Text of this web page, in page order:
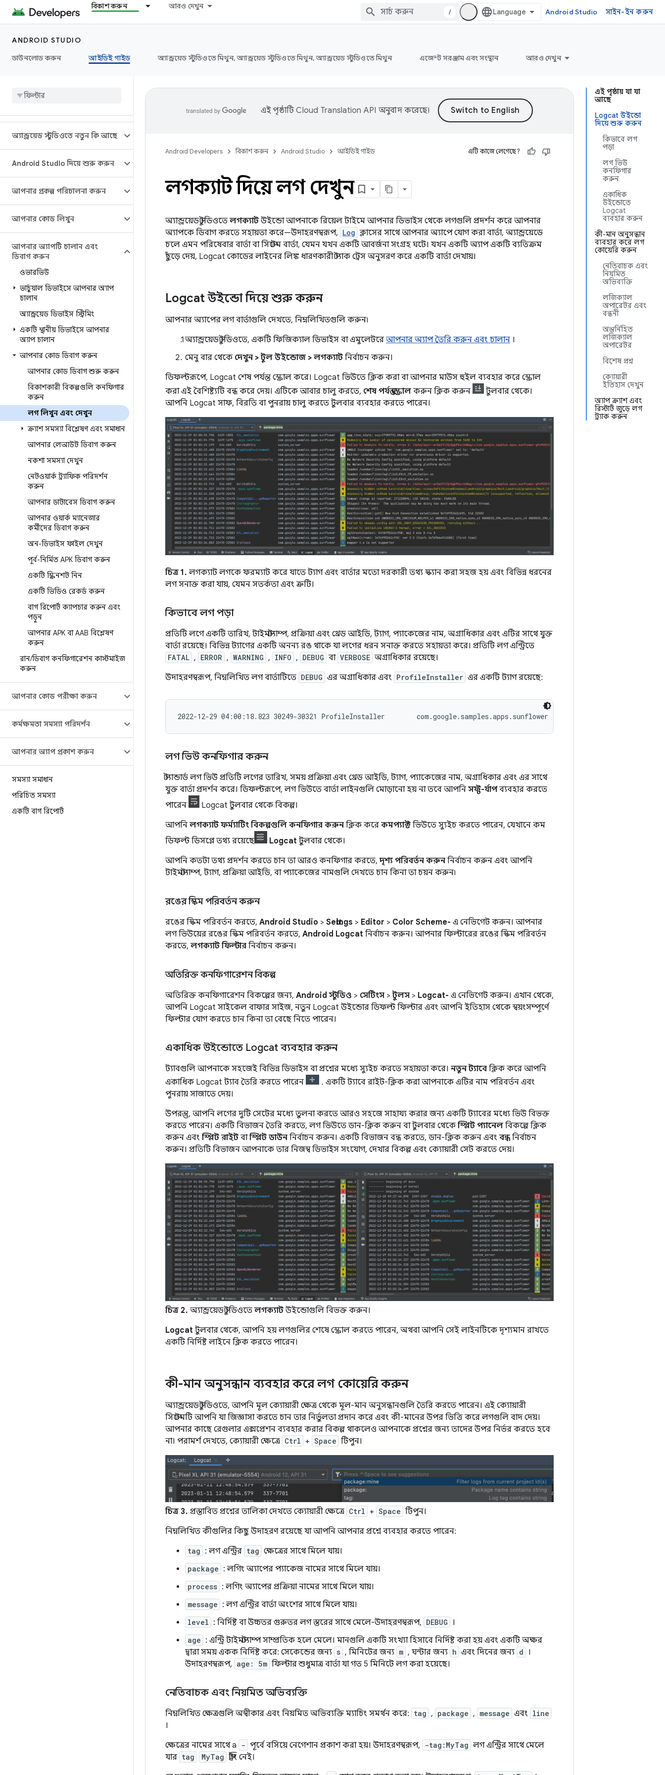
বিকাশ করুন আরও দেখুন
/ Android Studio সাইন-ইন করুন
ANDROID STUDIO
ডাউনলোড করুন
আইডিই গাইড অ্যান্ড্রয়েড স্টুডিওতে মিথুন, অ্যান্ড্রয়েড স্টুডিওতে মিথুন, অ্যান্ড্রয়েড স্টুডিওতে মিথুন এজেন্ট সরঞ্জাম এবং সংস্থান আরও দেখুন
অ্যান্ড্রয়েড স্টুডিওতে নতুন কি আছে
Android Studio দিয়ে শুরু করুন
আপনার প্রকল্প পরিচালনা করুন
আপনার কোড লিখুন
আপনার অ্যাপটি চালান এবং
ডিবাগ করুন
ওভারভিউ
ভার্চুয়াল ডিভাইসে আপনার অ্যাপ
চালান
অ্যান্ড্রয়েড ডিভাইস স্ট্রিমিং
একটি স্থানীয় ডিভাইসে আপনার
অ্যাপ চালান
আপনার কোড ডিবাগ করুন
আপনার কোড ডিবাগ শুরু করুন
বিকাশকারী বিকল্পগুলি কনফিগার
করুন
লগ লিখুন এবং দেখুন
ক্র্যাশ সমস্যা বিশ্লেষণ এবং সমাধান
আপনার লেআউট ডিবাগ করুন
নকশা সমস্যা দেখুন
নেটওয়ার্ক ট্র্যাফিক পরিদর্শন
করুন
আপনার ডাটাবেস ডিবাগ করুন
আপনার ওয়ার্ক ম্যানেজার
কর্মীদের ডিবাগ করুন
অন-ডিভাইস ফাইল দেখুন
পূর্ব-নির্মিত APK ডিবাগ করুন
একটি স্ক্রিনশট নিন
একটি ভিডিও রেকর্ড করুন
বাগ রিপোর্ট ক্যাপচার করুন এবং
পড়ুন
আপনার APK বা AAB বিশ্লেষণ
করুন
রান/ডিবাগ কনফিগারেশন কাস্টমাইজ
করুন
আপনার কোড পরীক্ষা করুন
কর্মক্ষমতা সমস্যা পরিদর্শন
আপনার অ্যাপ প্রকাশ করুন
সমস্যা সমাধান
পরিচিত সমস্যা
একটি বাগ রিপোর্ট
এই পৃষ্ঠায় যা যা
আছে
Logcat উইন্ডো
দিয়ে শুরু করুন
কিভাবে লগ
পড়া
লগ ভিউ
কনফিগার
করুন
একাধিক
উইন্ডোতে
Logcat
ব্যবহার করুন
কী-মান অনুসন্ধান
ব্যবহার করে লগ
কোয়েরি করুন
নেতিবাচক এবং
নিয়মিত
অভিব্যক্তি
লজিক্যাল
অপারেটর এবং
বন্ধনী
অন্তর্নিহিত
লজিক্যাল
অপারেটর
বিশেষ প্রশ্ন
ক্যোয়ারী
ইতিহাস দেখুন
অ্যাপ ক্র্যাশ এবং
রিস্টার্ট জুড়ে লগ
ট্র্যাক করুন
এই পৃষ্ঠাটিCloud Translation API অনুবাদ করেছে।
Android Developers বিকাশ করুন Android Studio আইডিই গাইড এটি কাজে লেগেছে?
লগক্যাট দিয়ে লগ দেখুন
অ্যান্ড্রয়েড স্টুডিওতে লগক্যাট উইন্ডো আপনাকে রিয়েল টাইমে আপনার ডিভাইস থেকে লগগুলি প্রদর্শন করে আপনার
অ্যাপকে ডিবাগ করতে সহায়তা করে—উদাহরণস্বরূপ, Log ক্লাসের সাথে আপনার অ্যাপে যোগ করা বার্তা, অ্যান্ড্রয়েডে
চলে এমন পরিষেবার বার্তা বা সিস্টেম বার্তা, যেমন যখন একটি আবর্জনা সংগ্রহ ঘটে। যখন একটি অ্যাপ একটি ব্যতিক্রম
ছুঁড়ে দেয়, Logcat কোডের লাইনের লিঙ্ক ধারণকারী স্ট্যাক ট্রেস অনুসরণ করে একটি বার্তা দেখায়।
Logcat উইন্ডো দিয়ে শুরু করুন
আপনার অ্যাপের লগ বার্তাগুলি দেখতে, নিম্নলিখিতগুলি করুন৷
অ্যান্ড্রয়েড স্টুডিওতে, একটি ফিজিক্যাল ডিভাইস বা এমুলেটরে আপনার অ্যাপ তৈরি করুন এবং চালান ।
মেনু বার থেকে দেখুন > টুল উইন্ডোজ > লগক্যাট নির্বাচন করুন।
ডিফল্টরূপে, Logcat শেষ পর্যন্ত স্ক্রোল করে। Logcat ভিউতে ক্লিক করা বা আপনার মাউস হুইল ব্যবহার করে স্ক্রোল
করা এই বৈশিষ্ট্যটি বন্ধ করে দেয়। এটিকে আবার চালু করতে, শেষ পর্যন্ত স্ক্রোল করুন ক্লিক করুন
টুলবার থেকে।
আপনি Logcat সাফ, বিরতি বা পুনরায় চালু করতে টুলবার ব্যবহার করতে পারেন।
চিত্র 1. লগক্যাট লগকে ফরম্যাট করে যাতে ট্যাগ এবং বার্তার মতো দরকারী তথ্য স্ক্যান করা সহজ হয় এবং বিভিন্ন ধরনের
লগ সনাক্ত করা যায়, যেমন সতর্কতা এবং ত্রুটি।
কিভাবে লগ পড়া
প্রতিটি লগে একটি তারিখ, টাইমস্ট্যাম্প, প্রক্রিয়া এবং থ্রেড আইডি, ট্যাগ, প্যাকেজের নাম, অগ্রাধিকার এবং এটির সাথে যুক্ত
বার্তা রয়েছে। বিভিন্ন ট্যাগের একটি অনন্য রঙ থাকে যা লগের ধরন সনাক্ত করতে সহায়তা করে। প্রতিটি লগ এন্ট্রিতে
FATAL , ERROR , WARNING , INFO , DEBUG বা VERBOSE অগ্রাধিকার রয়েছে।
উদাহরণস্বরূপ, নিম্নলিখিত লগ বার্তাটিতে DEBUG এর অগ্রাধিকার এবং ProfileInstaller এর একটি ট্যাগ রয়েছে:
লগ ভিউ কনফিগার করুন
স্ট্যান্ডার্ড লগ ভিউ প্রতিটি লগের তারিখ, সময় প্রক্রিয়া এবং থ্রেড আইডি, ট্যাগ, প্যাকেজের নাম, অগ্রাধিকার এবং এর সাথে
যুক্ত বার্তা প্রদর্শন করে। ডিফল্টরূপে, লগ ভিউতে বার্তা লাইনগুলি মোড়ানো হয় না তবে আপনি সফ্ট-র্যাপব্যবহার করতে
পারেন
Logcat টুলবার থেকে বিকল্প।
আপনি লগক্যাট ফর্ম্যাটিং বিকল্পগুলি কনফিগার করুন ক্লিক করে কমপ্যাক্ট ভিউতে স্যুইচ করতে পারেন, যেখানে কম
ডিফল্ট ডিসপ্লে তথ্য রয়েছে
Logcat টুলবার থেকে।
আপনি কতটা তথ্য প্রদর্শন করতে চান তা আরও কনফিগার করতে, দৃশ্য পরিবর্তন করুন নির্বাচন করুন এবং আপনি
টাইমস্ট্যাম্প, ট্যাগ, প্রক্রিয়া আইডি, বা প্যাকেজের নামগুলি দেখতে চান কিনা তা চয়ন করুন৷
রঙের স্কিম পরিবর্তন করুন
রঙের স্কিম পরিবর্তন করতে, Android Studio > Settings > Editor > Color Scheme- এ নেভিগেট করুন। আপনার
লগ ভিউয়ের রঙের স্কিম পরিবর্তন করতে, Android Logcat নির্বাচন করুন। আপনার ফিল্টারের রঙের স্কিম পরিবর্তন
করতে, লগক্যাট ফিল্টার নির্বাচন করুন।
অতিরিক্ত কনফিগারেশন বিকল্প
অতিরিক্ত কনফিগারেশন বিকল্পের জন্য, Android স্টুডিও > সেটিংস > টুলস > Logcat- এ নেভিগেট করুন। এখান থেকে,
আপনি Logcat সাইকেল বাফার সাইজ, নতুন Logcat উইন্ডোর ডিফল্ট ফিল্টার এবং আপনি ইতিহাস থেকে স্বয়ংসম্পূর্ণে
ফিল্টার যোগ করতে চান কিনা তা বেছে নিতে পারেন।
একাধিক উইন্ডোতে Logcat ব্যবহার করুন
ট্যাবগুলি আপনাকে সহজেই বিভিন্ন ডিভাইস বা প্রশ্নের মধ্যে স্যুইচ করতে সহায়তা করে। নতুন ট্যাবে ক্লিক করে আপনি
একাধিক Logcat ট্যাব তৈরি করতে পারেন
. একটি ট্যাবে রাইট-ক্লিক করা আপনাকে এটির নাম পরিবর্তন এবং
পুনরায় সাজাতে দেয়।
উপরন্তু, আপনি লগের দুটি সেটের মধ্যে তুলনা করতে আরও সহজে সাহায্য করার জন্য একটি ট্যাবের মধ্যে ভিউ বিভক্ত
করতে পারেন। একটি বিভাজন তৈরি করতে, লগ ভিউতে ডান-ক্লিক করুন বা টুলবার থেকে স্প্লিট প্যানেল বিকল্পে ক্লিক
করুন এবং স্প্লিট রাইট বাস্প্লিট ডাউন নির্বাচন করুন। একটি বিভাজন বন্ধ করতে, ডান-ক্লিক করুন এবং বন্ধ নির্বাচন
করুন। প্রতিটি বিভাজন আপনাকে তার নিজস্ব ডিভাইস সংযোগ, দেখার বিকল্প এবং ক্যোয়ারী সেট করতে দেয়।
চিত্র 2. অ্যান্ড্রয়েড স্টুডিওতে লগক্যাট উইন্ডোগুলি বিভক্ত করুন।
Logcat টুলবার থেকে, আপনি হয় লগগুলির শেষে স্ক্রোল করতে পারেন, অথবা আপনি সেই লাইনটিকে দৃশ্যমান রাখতে
একটি নির্দিষ্ট লাইনে ক্লিক করতে পারেন।
কী-মান অনুসন্ধান ব্যবহার করে লগ কোয়েরি করুন
অ্যান্ড্রয়েড স্টুডিওতে, আপনি মূল ক্যোয়ারী ক্ষেত্র থেকে মূল-মান অনুসন্ধানগুলি তৈরি করতে পারেন। এই ক্যোয়ারী
সিস্টেমটি আপনি যা জিজ্ঞাসা করতে চান তার নির্ভুলতা প্রদান করে এবং কী-মানের উপর ভিত্তি করে লগগুলি বাদ দেয়।
আপনার কাছে রেগুলার এক্সপ্রেশন ব্যবহার করার বিকল্প থাকলেও আপনাকে প্রশ্নের জন্য তাদের উপর নির্ভর করতে হবে
না। পরামর্শ দেখতে, ক্যোয়ারী ক্ষেত্রে Ctrl + Space টিপুন।
চিত্র 3. প্রস্তাবিত প্রশ্নের তালিকা দেখতে ক্যোয়ারী ক্ষেত্রে Ctrl + Space টিপুন।
নিম্নলিখিত কীগুলির কিছু উদাহরণ রয়েছে যা আপনি আপনার প্রশ্নে ব্যবহার করতে পারেন:
tag : লগ এন্ট্রির tag ক্ষেত্রের সাথে মিলে যায়।
package : লগিং অ্যাপের প্যাকেজ নামের সাথে মিলে যায়।
process : লগিং অ্যাপের প্রক্রিয়া নামের সাথে মিলে যায়।
message : লগ এন্ট্রির বার্তা অংশের সাথে মিলে যায়।
level : নির্দিষ্ট বা উচ্চতর গুরুতর লগ স্তরের সাথে মেলে-উদাহরণস্বরূপ, DEBUG ।
age : এন্ট্রি টাইমস্ট্যাম্প সাম্প্রতিক হলে মেলে। মানগুলি একটি সংখ্যা হিসাবে নির্দিষ্ট করা হয় এবং একটি অক্ষর
দ্বারা সময় একক নির্দিষ্ট করে: সেকেন্ডের জন্য s , মিনিটের জন্য m , ঘন্টার জন্য h এবং দিনের জন্য d
।
উদাহরণস্বরূপ, age: 5m ফিল্টার শুধুমাত্র বার্তা যা গত 5 মিনিটে লগ করা হয়েছে।
নেতিবাচক এবং নিয়মিত অভিব্যক্তি
নিম্নলিখিত ক্ষেত্রগুলি অস্বীকার এবং নিয়মিত অভিব্যক্তি ম্যাচিং সমর্থন করে: tag , package , message এবং line
।
ক্ষেত্রের নামের সাথে a
- পূর্বে বসিয়ে নেগেশান প্রকাশ করা হয়। উদাহরণস্বরূপ, -tag:MyTag লগ এন্ট্রির সাথে মেলে
যার tag MyTag স্ট্রিং নেই।